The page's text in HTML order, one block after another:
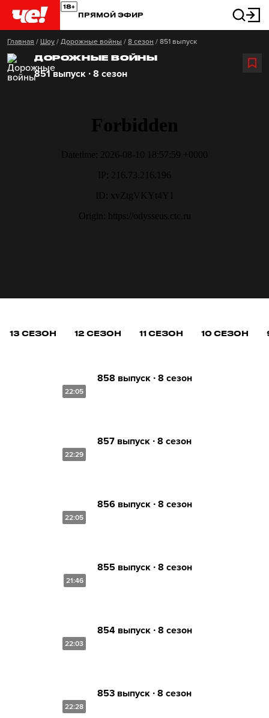
ПРЯМОЙ ЭФИР
Главная / Шоу / Дорожные войны / 8 сезон / 851 выпуск
ДОРОЖНЫЕ ВОЙНЫ
851 выпуск ∙ 8 сезон
13 СЕЗОН 12 СЕЗОН 11 СЕЗОН 10 СЕЗОН
22:05
858 выпуск ∙ 8 сезон
22:29
857 выпуск ∙ 8 сезон
22:05
856 выпуск ∙ 8 сезон
21:46
855 выпуск ∙ 8 сезон
22:03
854 выпуск ∙ 8 сезон
22:28
853 выпуск ∙ 8 сезон